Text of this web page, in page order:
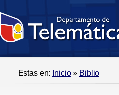
Estas en: Inicio » Biblio